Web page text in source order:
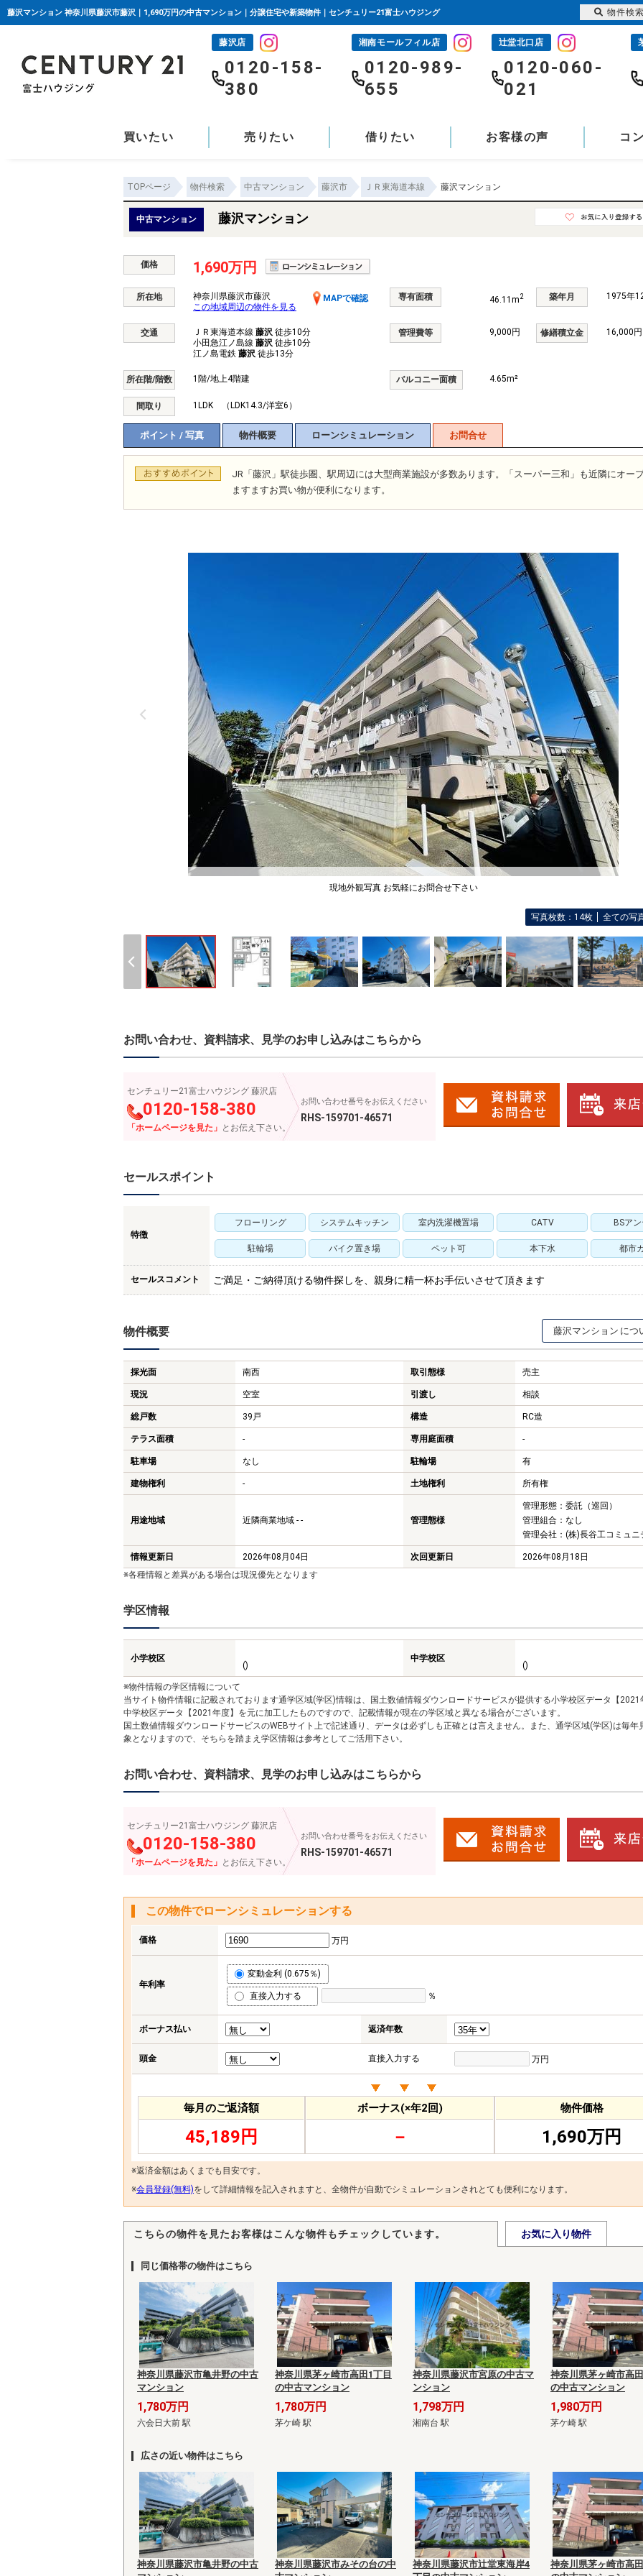
藤沢マンション 神奈川県藤沢市藤沢｜1,690万円の中古マンション｜分譲住宅や新築物件｜センチュリー21富士ハウジング
藤沢店
0120-158-
380
湘南モールフィル店
0120-989-
655
辻堂北口店
0120-060-
021
買いたい 売りたい 借りたい お客様の声 コ
TOPページ 物件検索 中古マンション 藤沢市 ＪＲ東海道本線 藤沢マンション
中古マンション 藤沢マンション
価格 1,690万円
所在地 神奈川県藤沢市藤沢
MAPで確認
この地域周辺の物件を見る
専有面積 46.11m2 築年月 1975年
交通 ＪＲ東海道本線 藤沢 徒歩10分
小田急江ノ島線 藤沢 徒歩10分
江ノ島電鉄 藤沢 徒歩13分
管理費等 9,000円 修繕積立金 16,000円
所在階/階数 1階/地上4階建 バルコニー面積 4.65m²
間取り 1LDK （LDK14.3/洋室6）
ポイント / 写真 物件概要 ローンシミュレーション お問合せ
JR「藤沢」駅徒歩圏、駅周辺には大型商業施設が多数あります。「スーパー三和」も近隣にオー
ますますお買い物が便利になります。
現地外観写真 お気軽にお問合せ下さい
写真枚数：14枚 全ての写
お問い合わせ、資料請求、見学のお申し込みはこちらから
センチュリー21富士ハウジング 藤沢店
0120-158-380
「ホームページを見た」 とお伝え下さい。
お問い合わせ番号をお伝えください
RHS-159701-46571
セールスポイント
特徴
フローリング システムキッチン 室内洗濯機置場 CATV BSア
駐輪場 バイク置き場 ペット可 本下水 都市
セールスコメント ご満足・ご納得頂ける物件探しを、親身に精一杯お手伝いさせて頂きます
物件概要 藤沢マンション
採光面 南西 取引態様 売主
現況 空室 引渡し 相談
総戸数 39戸 構造 RC造
テラス面積 - 専用庭面積 -
駐車場 なし 駐輪場 有
建物権利 - 土地権利 所有権
用途地域 近隣商業地域 - - 管理態様
管理形態：委託（巡回）
管理組合：なし
管理会社：(株)長谷工コミュニ
情報更新日 2026年08月04日 次回更新日
2026年08月18日
※各種情報と差異がある場合は現況優先となります
学区情報
小学校区
()
中学校区
()
※物件情報の学区情報について
当サイト物件情報に記載されております通学区域(学区)情報は、国土数値情報ダウンロードサービスが提供する小学校区データ【2021
中学校区データ【2021年度】を元に加工したものですので、記載情報が現在の学区域と異なる場合がございます。
国土数値情報ダウンロードサービスのWEBサイト上で記述通り、データは必ずしも正確とは言えません。また、通学区域(学区)は毎年
象となりますので、そちらを踏まえ学区情報は参考としてご活用下さい。
お問い合わせ、資料請求、見学のお申し込みはこちらから
センチュリー21富士ハウジング 藤沢店
0120-158-380
「ホームページを見た」 とお伝え下さい。
お問い合わせ番号をお伝えください
RHS-159701-46571
この物件でローンシミュレーションする
価格 万円
年利率
変動金利 (0.675％)
直接入力する ％
ボーナス払い 返済年数
頭金 直接入力する 万円
毎月のご返済額
45,189円
ボーナス(×年2回)
－
物件価格
1,690万円
※返済金額はあくまでも目安です。
※会員登録(無料)をして詳細情報を記入されますと、全物件が自動でシミュレーションされとても便利になります。
こちらの物件を見たお客様はこんな物件もチェックしています。 お気に入り物件
同じ価格帯の物件はこちら
神奈川県藤沢市亀井野の中古
マンション
1,780万円
六会日大前 駅
神奈川県茅ヶ崎市高田1丁目
の中古マンション
1,780万円
茅ケ崎 駅
神奈川県藤沢市宮原の中古マ
ンション
1,798万円
湘南台 駅
神奈川県茅ヶ崎市高
の中古マンション
1,980万円
茅ケ崎 駅
広さの近い物件はこちら
神奈川県藤沢市亀井野の中古
神奈川県藤沢市みその台の中
神奈川県藤沢市辻堂東海岸4
神奈川県茅ヶ崎市高
物件検